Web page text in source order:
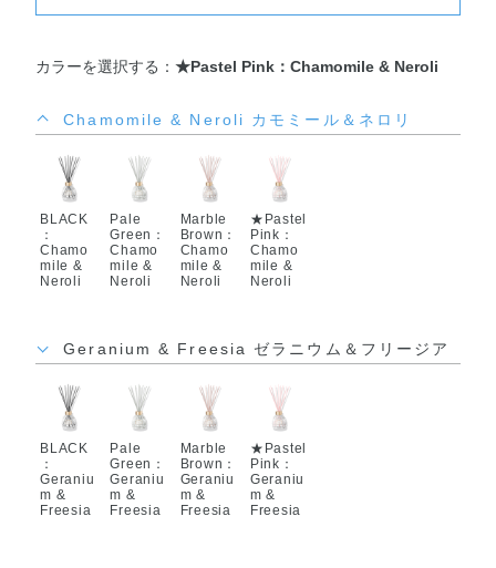
カラーを選択する：★Pastel Pink：Chamomile & Neroli
Chamomile & Neroli カモミール＆ネロリ
BLACK
：
Chamo
mile &
Neroli
Pale
Green：
Chamo
mile &
Neroli
Marble
Brown：
Chamo
mile &
Neroli
★Pastel
Pink：
Chamo
mile &
Neroli
Geranium & Freesia ゼラニウム＆フリージア
BLACK
：
Geraniu
m &
Freesia
Pale
Green：
Geraniu
m &
Freesia
Marble
Brown：
Geraniu
m &
Freesia
★Pastel
Pink：
Geraniu
m &
Freesia